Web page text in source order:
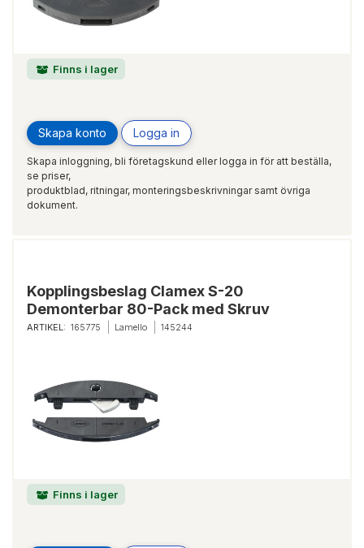
Finns i lager
Skapa konto Logga in
Skapa inloggning, bli företagskund eller logga in för att beställa,
se priser,
produktblad, ritningar, monteringsbeskrivningar samt övriga
dokument.
Kopplingsbeslag Clamex S-20
Demonterbar 80-Pack med Skruv
ARTIKEL: 165775 Lamello 145244
Finns i lager